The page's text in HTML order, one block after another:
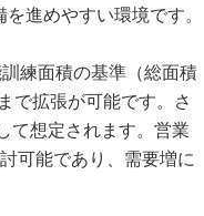
進めやすい環境です。
練面積の基準（総面積
で拡張が可能です。さ
て想定されます。営業
可能であり、需要増に